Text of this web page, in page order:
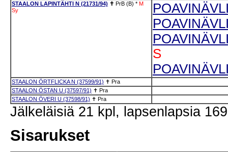
STAALON LAPINTÄHTI N (21731/94) ✝ PrB (B) * M
Sy
S
STAALON ÖRTFLICKA N (37599/91) ✝ Pra
STAALON ÖSTAN U (37597/91) ✝ Pra
STAALON ÖVERI U (37598/91) ✝ Pra
Jälkeläisiä 21 kpl, lapsenlapsia
Sisarukset